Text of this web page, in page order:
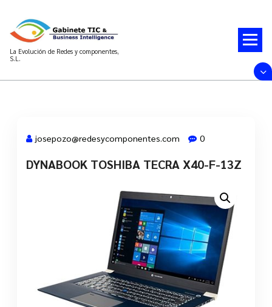
contenido
La Evolución de Redes y componentes,
S.L.
28 Mar, 2022
josepozo@redesycomponentes.com 0
DYNABOOK TOSHIBA TECRA X40-F-13Z